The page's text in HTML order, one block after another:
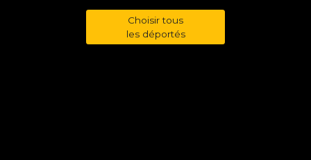
Choisir tous
les déportés